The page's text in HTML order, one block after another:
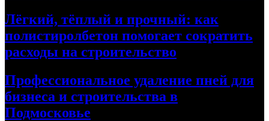
Лёгкий, тёплый и прочный: как
полистиролбетон помогает сократить
расходы на строительство
Профессиональное удаление пней для
бизнеса и строительства в
Подмосковье